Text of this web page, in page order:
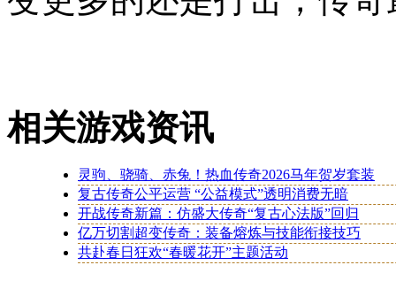
相关游戏资讯
灵驹、骁骑、赤兔！热血传奇2026马年贺岁套装
复古传奇公平运营 “公益模式”透明消费无暗
开战传奇新篇：仿盛大传奇“复古心法版”回归
亿万切割超变传奇：装备熔炼与技能衔接技巧
共赴春日狂欢“春暖花开”主题活动